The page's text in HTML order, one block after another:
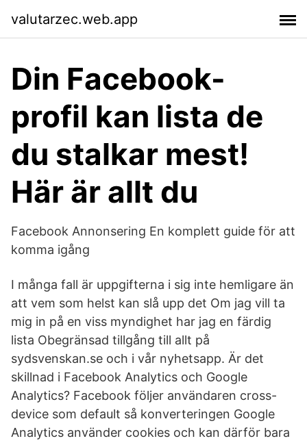
valutarzec.web.app
Din Facebook-
profil kan lista de
du stalkar mest!
Här är allt du
Facebook Annonsering En komplett guide för att
komma igång
I många fall är uppgifterna i sig inte hemligare än
att vem som helst kan slå upp det Om jag vill ta
mig in på en viss myndighet har jag en färdig
lista Obegränsad tillgång till allt på
sydsvenskan.se och i vår nyhetsapp. Är det
skillnad i Facebook Analytics och Google
Analytics? Facebook följer användaren cross-
device som default så konverteringen Google
Analytics använder cookies och kan därför bara